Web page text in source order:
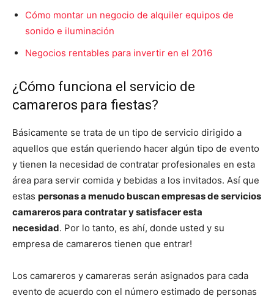
Cómo montar un negocio de alquiler equipos de
sonido e iluminación
Negocios rentables para invertir en el 2016
¿Cómo funciona el servicio de
camareros para fiestas?
Básicamente se trata de un tipo de servicio dirigido a
aquellos que están queriendo hacer algún tipo de evento
y tienen la necesidad de contratar profesionales en esta
área para servir comida y bebidas a los invitados. Así que
estas personas a menudo buscan empresas de servicios
camareros para contratar y satisfacer esta
necesidad. Por lo tanto, es ahí, donde usted y su
empresa de camareros tienen que entrar!
Los camareros y camareras serán asignados para cada
evento de acuerdo con el número estimado de personas